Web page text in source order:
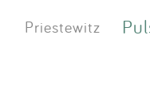
Priestewitz